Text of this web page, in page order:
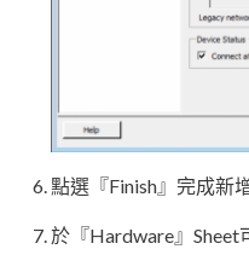
點選『Finish』完成新
於『Hardware』